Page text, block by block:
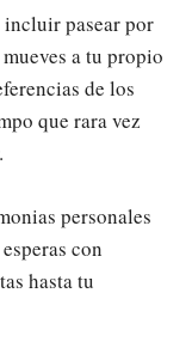
incluir pasear por
a tu propio
de los
que rara vez
personales
con
hasta tu